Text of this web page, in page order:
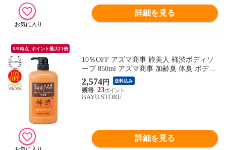
詳細を見る
8/8時点_ポイント最大11倍
10％OFF アズマ商事 旅美人 柿渋ボディソ
ープ 850ml アズマ商事 加齢臭 体臭 ボディ
ソープ 旅美人 柿渋シリーズ アズマ商事体
臭 アズマ商事柿渋 体臭石けん 加齢臭対策
男性 女性 ボディソープ 石鹸 足の臭い 柿
2,574円 送料込み
23
BAYU STORE
詳細を見る